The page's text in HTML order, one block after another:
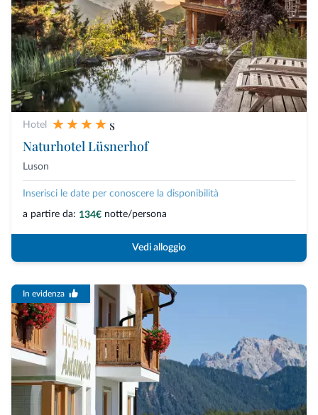
Hotel
s
Naturhotel Lüsnerhof
Luson
Inserisci le date per conoscere la disponibilità
a partire da: 134€ notte/persona
Vedi alloggio
In evidenza